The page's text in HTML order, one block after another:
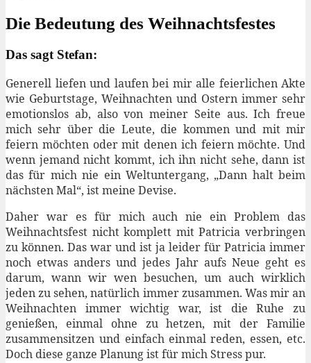
Die Bedeutung des Weihnachtsfestes
Das sagt Stefan:
Generell liefen und laufen bei mir alle feierlichen Akte
wie Geburtstage, Weihnachten und Ostern immer sehr
emotionslos ab, also von meiner Seite aus. Ich freue
mich sehr über die Leute, die kommen und mit mir
feiern möchten oder mit denen ich feiern möchte. Und
wenn jemand nicht kommt, ich ihn nicht sehe, dann ist
das für mich nie ein Weltuntergang, „Dann halt beim
nächsten Mal“, ist meine Devise.
Daher war es für mich auch nie ein Problem das
Weihnachtsfest nicht komplett mit Patricia verbringen
zu können. Das war und ist ja leider für Patricia immer
noch etwas anders und jedes Jahr aufs Neue geht es
darum, wann wir wen besuchen, um auch wirklich
jeden zu sehen, natürlich immer zusammen. Was mir an
Weihnachten immer wichtig war, ist die Ruhe zu
genießen, einmal ohne zu hetzen, mit der Familie
zusammensitzen und einfach einmal reden, essen, etc.
Doch diese ganze Planung ist für mich Stress pur.